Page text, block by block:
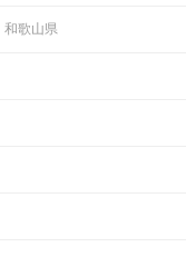
和歌山県